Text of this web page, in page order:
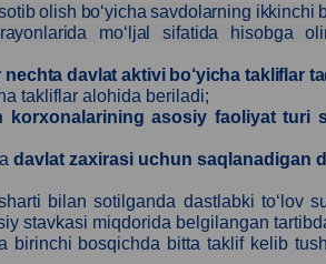
olish bo‘yicha savdolarning ikkinchi
mo‘ljal sifatida hisobga
nechta davlat aktivi bo‘yicha takliflar
takliflar alohida beriladi;
korxonalarining asosiy faoliyat turi
davlat zaxirasi uchun saqlanadigan
bilan sotilganda dastlabki to‘lov
stavkasi miqdorida belgilangan
birinchi bosqichda bitta taklif kelib